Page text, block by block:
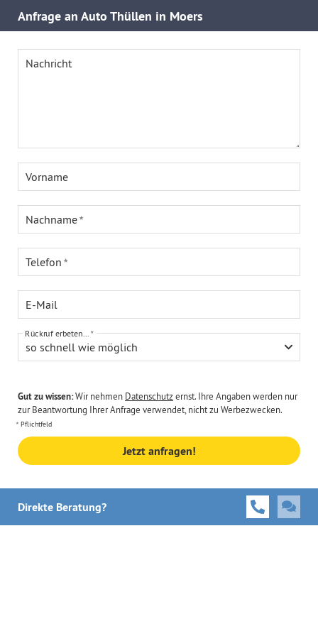
Anfrage an Auto Thüllen in Moers
Nachricht
Vorname
Nachname
Telefon
E-Mail
so schnell wie möglich
Rückruf erbeten...
Gut zu wissen:Wir nehmen Datenschutzernst. Ihre Angaben werden nur
zur Beantwortung Ihrer Anfrage verwendet, nicht zu Werbezwecken.
Pflichtfeld
Jetzt anfragen!
Direkte Beratung?